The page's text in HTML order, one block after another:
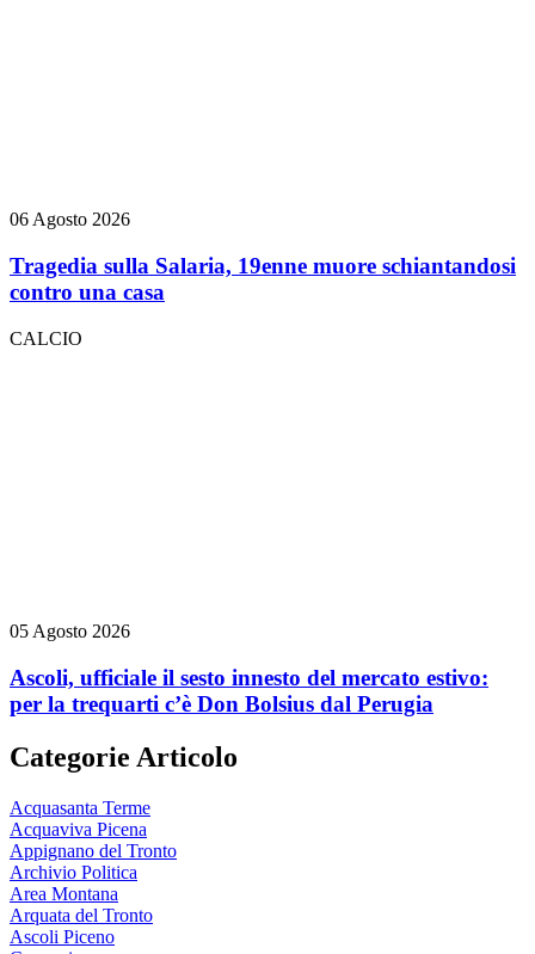
06 Agosto 2026
Tragedia sulla Salaria, 19enne muore schiantandosi
contro una casa
CALCIO
05 Agosto 2026
Ascoli, ufficiale il sesto innesto del mercato estivo:
per la trequarti c’è Don Bolsius dal Perugia
Categorie Articolo
Acquasanta Terme
Acquaviva Picena
Appignano del Tronto
Archivio Politica
Area Montana
Arquata del Tronto
Ascoli Piceno